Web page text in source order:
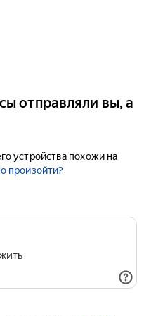
отправляли вы, а
устройства похожи на
произойти?